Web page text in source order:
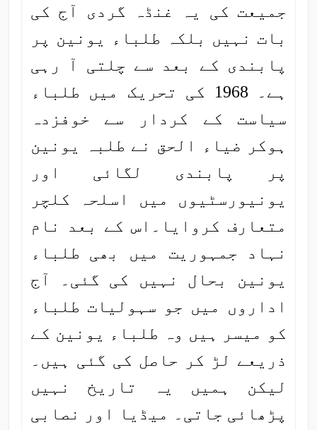
جمیعت کی یہ غنڈہ گردی آج کی
بات نہیں بلکہ طلباء یونین پر
پابندی کے بعد سے چلتی آ رہی
ہے۔ 1968 کی تحریک میں طلباء
سیاست کے کردار سے خوفزدہ
ہوکر ضیاء الحق نے طلبہ یونین
پر پابندی لگائی اور
یونیورسٹیوں میں اسلحہ کلچر
متعارف کروایا۔اس کے بعد نام
نہاد جمہوریت میں بھی طلباء
یونین بحال نہیں کی گئی۔ آج
اداروں میں جو سہولیات طلباء
کو میسر ہیں وہ طلباء یونین کے
ذریعے لڑ کر حاصل کی گئی ہیں۔
لیکن ہمیں یہ تاریخ نہیں
پڑھائی جاتی۔ میڈیا اور نصابی